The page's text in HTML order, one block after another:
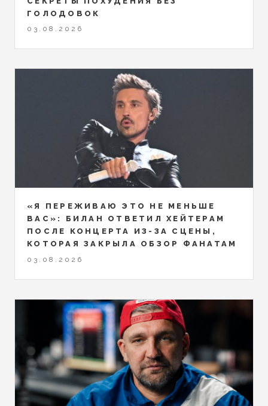
ГОЛОДОВОК
03.08.2026
«Я ПЕРЕЖИВАЮ ЭТО НЕ МЕНЬШЕ
ВАС»: БИЛАН ОТВЕТИЛ ХЕЙТЕРАМ
ПОСЛЕ КОНЦЕРТА ИЗ-ЗА СЦЕНЫ,
КОТОРАЯ ЗАКРЫЛА ОБЗОР ФАНАТАМ
03.08.2026